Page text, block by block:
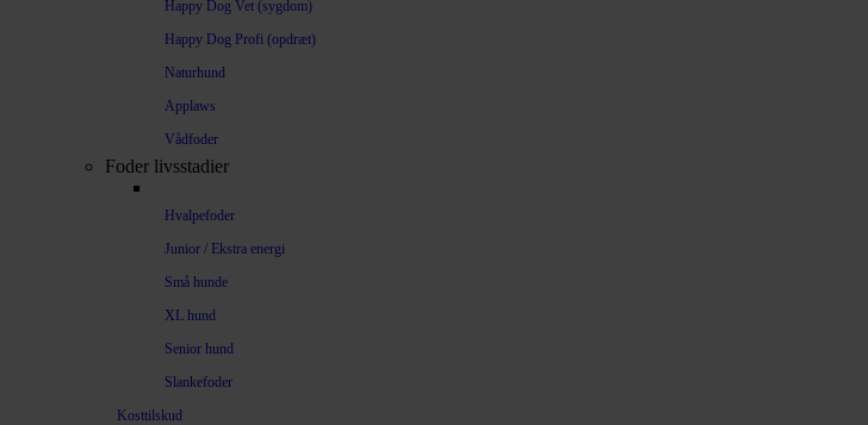
Happy Dog Vet (sygdom)
Happy Dog Profi (opdræt)
Naturhund
Applaws
Vådfoder
Foder livsstadier
Hvalpefoder
Junior / Ekstra energi
Små hunde
XL hund
Senior hund
Slankefoder
Kosttilskud